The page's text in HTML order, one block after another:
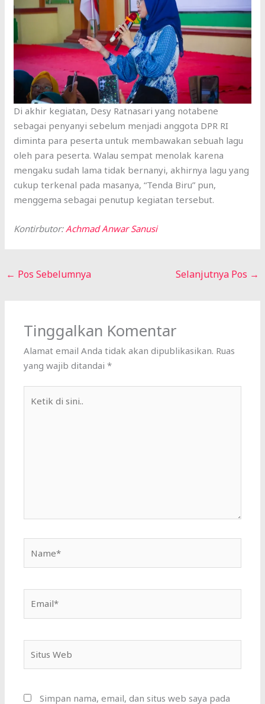
Di akhir kegiatan, Desy Ratnasari yang notabene
sebagai penyanyi sebelum menjadi anggota DPR RI
diminta para peserta untuk membawakan sebuah lagu
oleh para peserta. Walau sempat menolak karena
mengaku sudah lama tidak bernanyi, akhirnya lagu yang
cukup terkenal pada masanya, “Tenda Biru” pun,
menggema sebagai penutup kegiatan tersebut.
Kontirbutor: Achmad Anwar Sanusi
← Pos Sebelumnya Selanjutnya Pos →
Tinggalkan Komentar
Alamat email Anda tidak akan dipublikasikan. Ruas
yang wajib ditandai*
Web
Simpan nama, email, dan situs web saya pada